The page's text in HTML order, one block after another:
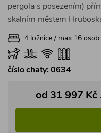
pergola s posezením)
skalním městem
4 ložnice / max 16 osob
číslo chaty: 0634
od 31 997 Kč